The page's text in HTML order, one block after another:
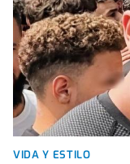
VIDA Y ESTILO